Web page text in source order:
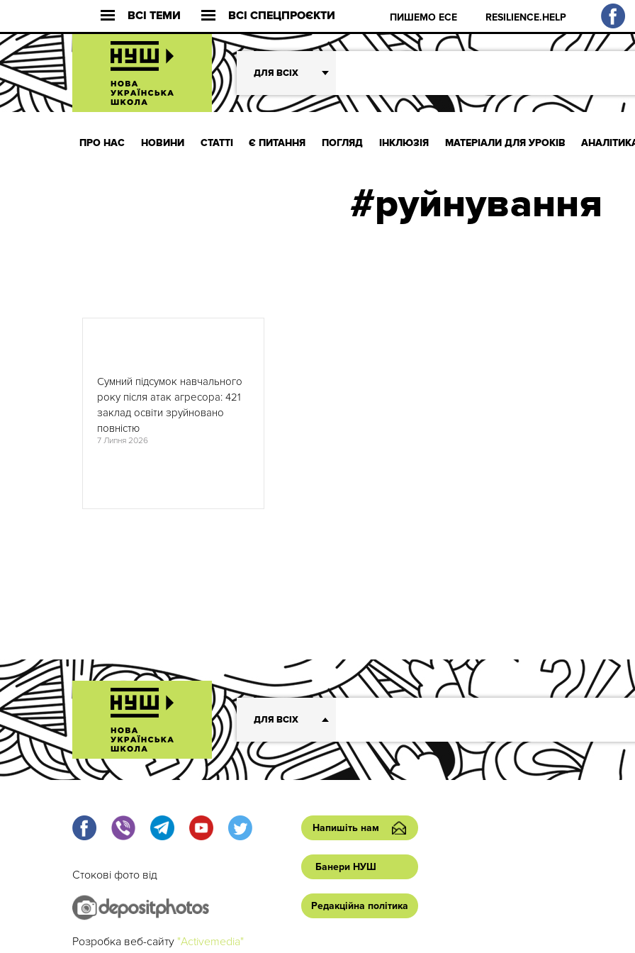
ВСІ ТЕМИ ВСІ СПЕЦПРОЄКТИ ПИШЕМО ЕСЕ RESILIENCE.HELP
ДЛЯ ВСІХ
ПРО НАС НОВИНИ СТАТТІ Є ПИТАННЯ ПОГЛЯД ІНКЛЮЗІЯ МАТЕРІАЛИ ДЛЯ УРОКІВ
#руйнування
7 Липня 2026
Сумний підсумок навчального
року після атак агресора: 421
заклад освіти зруйновано
повністю
ДЛЯ ВСІХ
Стокові фото від
Розробка веб-сайту "Activemedia"
Напишіть нам
Банери НУШ
Редакційна політика